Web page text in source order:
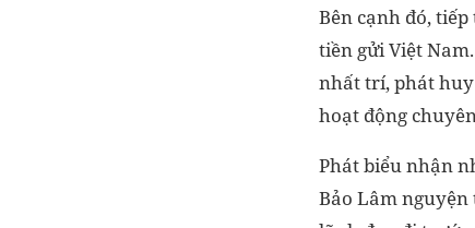
Bên cạnh đó,
tiền gửi Việt
nhất trí, phát huy
hoạt động
Phát biểu nhận
Bảo Lâm